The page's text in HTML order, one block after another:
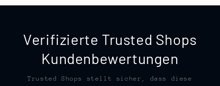
Verifizierte Trusted Shops
Kundenbewertungen
Trusted Shops stellt sicher, dass diese